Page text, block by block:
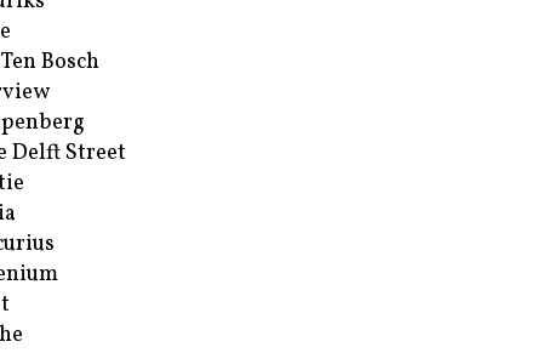
Bosch
Delft Street